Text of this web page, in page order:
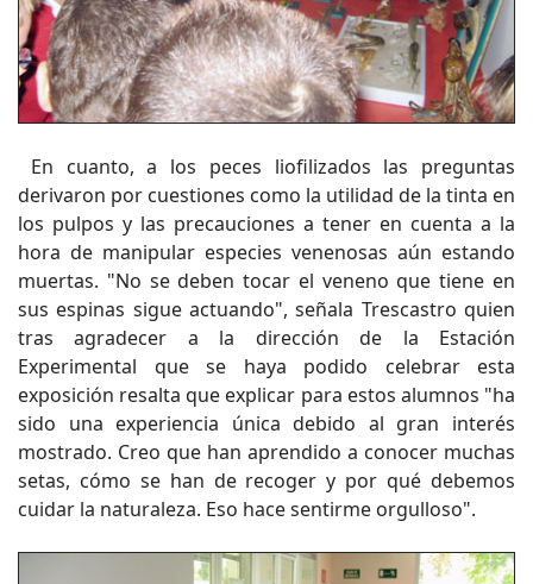
En cuanto, a los peces liofilizados las preguntas
derivaron por cuestiones como la utilidad de la tinta en
los pulpos y las precauciones a tener en cuenta a la
hora de manipular especies venenosas aún estando
muertas. "No se deben tocar el veneno que tiene en
sus espinas sigue actuando", señala Trescastro quien
tras agradecer a la dirección de la Estación
Experimental que se haya podido celebrar esta
exposición resalta que explicar para estos alumnos "ha
sido una experiencia única debido al gran interés
mostrado. Creo que han aprendido a conocer muchas
setas, cómo se han de recoger y por qué debemos
cuidar la naturaleza. Eso hace sentirme orgulloso".